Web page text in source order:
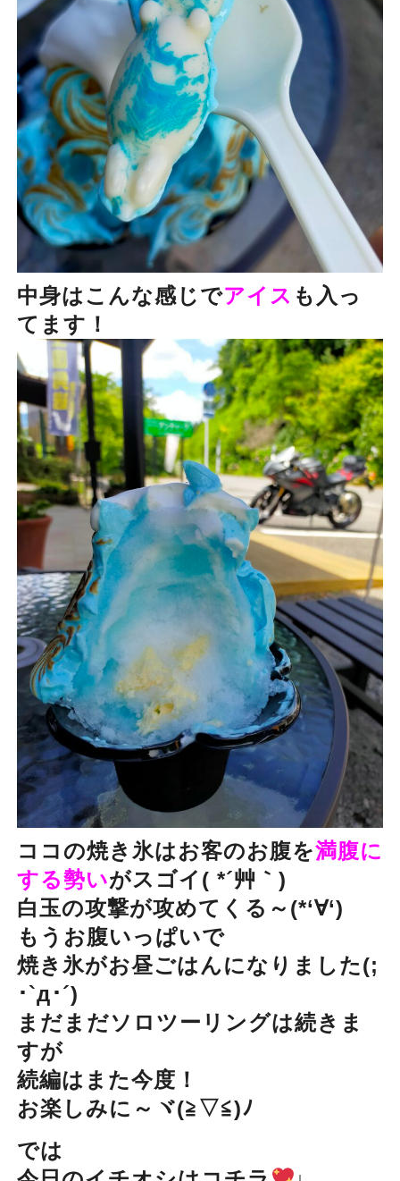
中身はこんな感じでアイス も入っ
てます！
ココの焼き氷はお客のお腹を満腹に
する勢いがスゴイ( *´艸｀)
白玉の攻撃が攻めてくる～(*‘∀‘)
もうお腹いっぱいで
焼き氷がお昼ごはんになりました(;
･`д･´)
まだまだソロツーリングは続きま
すが
続編はまた今度！
お楽しみに～ヾ(≧▽≦)ﾉ
では